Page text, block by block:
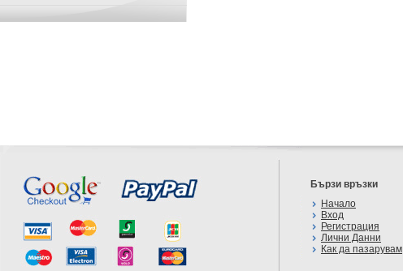
Бързи връзки
Начало
Вход
Регистрация
Лични Данни
Как да пазарувам